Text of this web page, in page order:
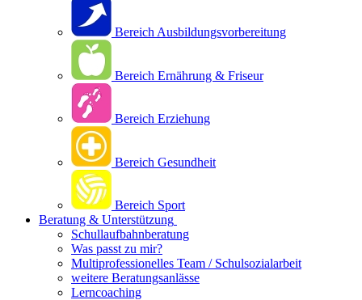
Bereich Ausbildungsvorbereitung
Bereich Ernährung & Friseur
Bereich Erziehung
Bereich Gesundheit
Bereich Sport
Beratung & Unterstützung
Schullaufbahnberatung
Was passt zu mir?
Multipro­fessionelles Team / Schulsozialarbeit
weitere Beratungsanlässe
Lerncoaching